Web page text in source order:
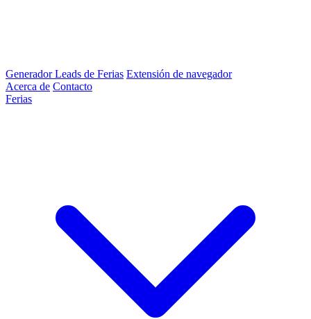
Generador Leads de Ferias Extensión de navegador
Acerca de Contacto
Ferias